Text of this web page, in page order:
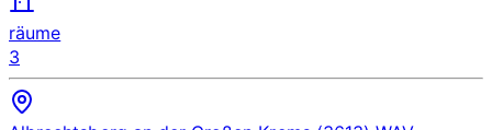
räume
3